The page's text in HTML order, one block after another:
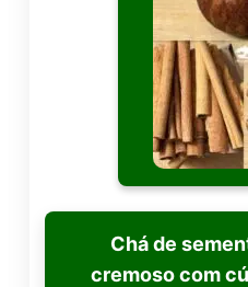
Chá de
cremoso com